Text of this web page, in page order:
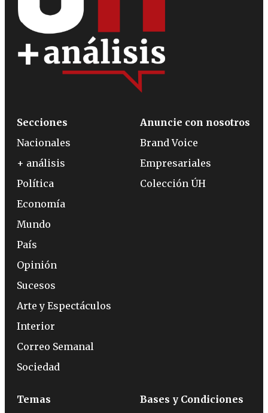
Secciones
Nacionales
+ análisis
Política
Economía
Mundo
País
Opinión
Sucesos
Arte y Espectáculos
Interior
Correo Semanal
Sociedad
Anuncie con nosotros
Brand Voice
Empresariales
Colección ÚH
Temas Bases y Condiciones